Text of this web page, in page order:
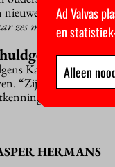
nieuwe supervisor
zes maanden vol,
Kampen beseffen
“Zij voelen zich
Bovendien
HERMANS
Ad Valvas
en
Alleen